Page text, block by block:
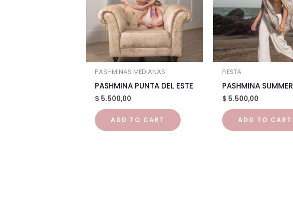
PASHMINAS MEDIANAS
PASHMINA PUNTA DEL ESTE
$ 5.500,00
ADD TO CART
FIESTA
PASHMINA SUMMER
$ 5.500,00
ADD TO CART